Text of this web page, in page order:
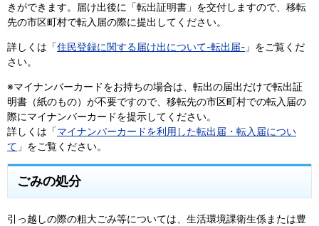
きができます。届け出後に「転出証明書」を交付しますので、移転
先の市区町村で転入届の際に提出してください。
詳しくは「住民登録に関する届け出について-転出届- 」をご覧くだ
さい。
※マイナンバーカードをお持ちの場合は、転出の届出だけで転出証
明書（紙のもの）が不要ですので、移転先の市区町村での転入届の
際にマイナンバーカードを提示してください。
詳しくは「マイナンバーカードを利用した転出届・転入届につい
て 」をご覧ください。
ごみの処分
引っ越しの際の粗大ごみ等については、生活環境課衛生係または豊